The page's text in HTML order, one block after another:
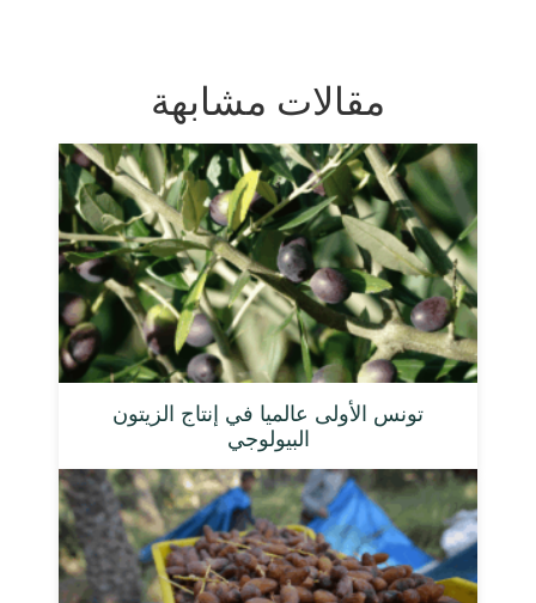
مقالات مشابهة
تونس الأولى عالميا في إنتاج الزيتون
البيولوجي